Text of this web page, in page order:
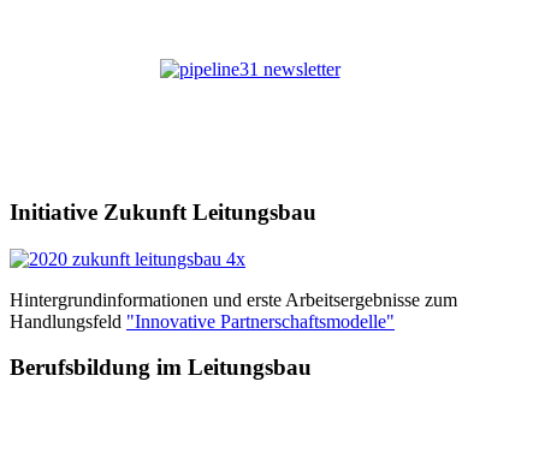
Initiative Zukunft Leitungsbau
Hintergrundinformationen und erste Arbeitsergebnisse zum
Handlungsfeld "Innovative Partnerschaftsmodelle"
Berufsbildung im Leitungsbau